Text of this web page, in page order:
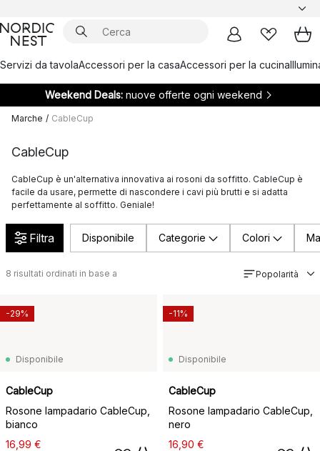
Servizi da tavolaAccessori per la casaAccessori per la cucina
Weekend Deals: nuove offerte ogni weekend
Marche / CableCup
CableCup
CableCup è un'alternativa innovativa ai rosoni da soffitto. CableCup è
facile da usare, permette di nascondere i cavi più brutti e si adatta
perfettamente al soffitto. Geniale!
Filtra Disponibile Categorie Colori
8 risultati ordinati in base a Popolarità
Disponibile
CableCup
Rosone lampadario CableCup,
bianco
16,99 €
-29%
Disponibile
CableCup
Rosone lampadario CableCup,
nero
16,90 €
-11%